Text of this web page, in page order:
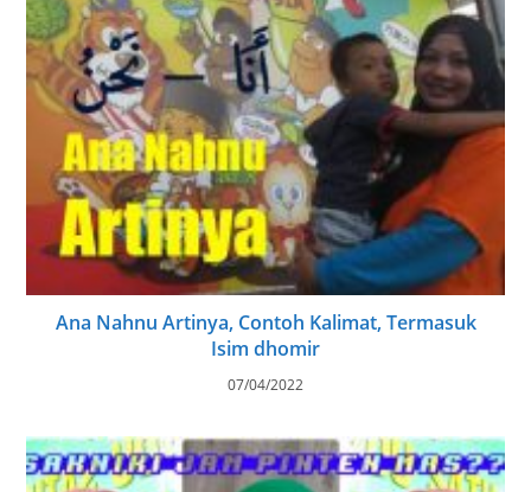
Ana Nahnu Artinya, Contoh Kalimat, Termasuk
Isim dhomir
07/04/2022